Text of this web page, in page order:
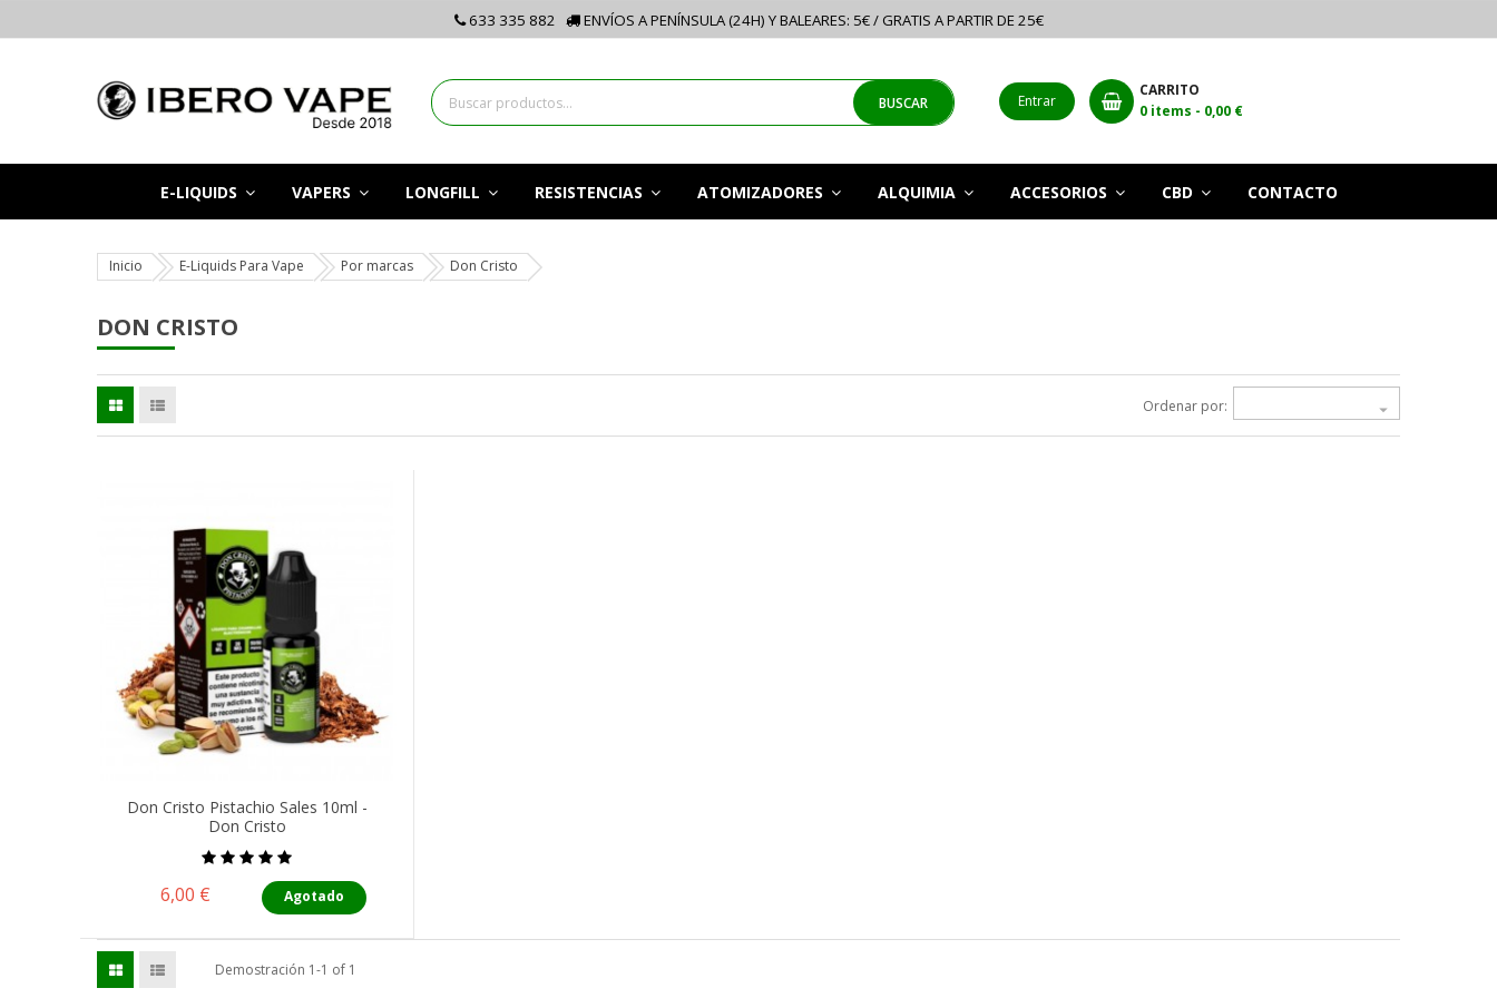
633 335 882 ENVÍOS A PENÍNSULA (24H) Y BALEARES: 5€ / GRATIS A PARTIR DE 25€
BUSCAR Entrar
CARRITO
0 items - 0,00 €
E-LIQUIDS VAPERS LONGFILL RESISTENCIAS ATOMIZADORES ALQUIMIA ACCESORIOS CBD CONTACTO
Inicio E-Liquids Para Vape Por marcas Don Cristo
DON CRISTO
Ordenar por: 
Don Cristo Pistachio Sales 10ml -
Don Cristo
Precio
6,00 € Agotado
Demostración 1-1 of 1